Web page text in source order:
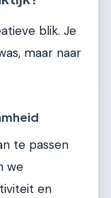
blik. Je
maar naar
te passen
we
en